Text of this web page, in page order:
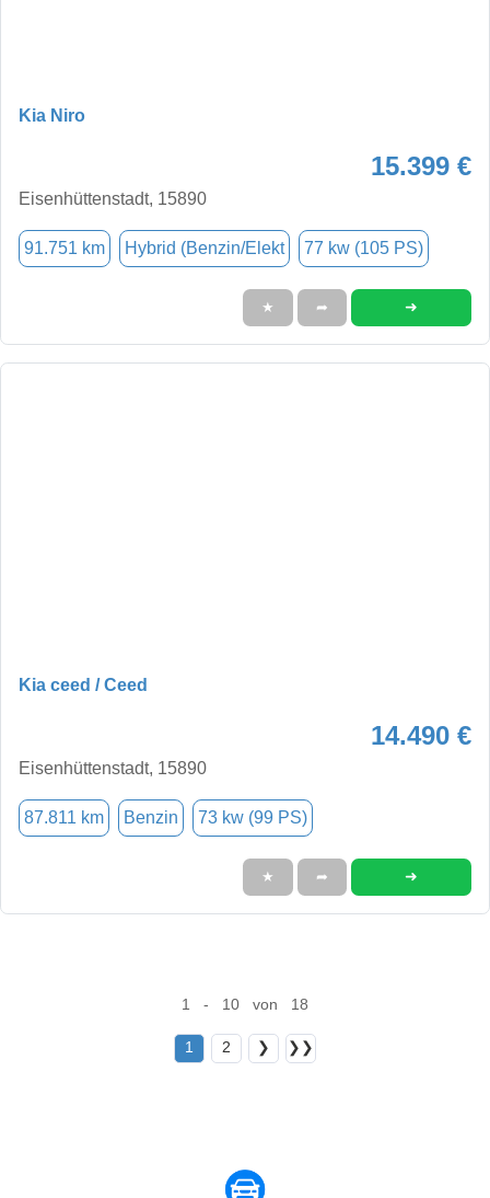
Kia Niro
15.399 €
Eisenhüttenstadt, 15890
91.751 km Hybrid (Benzin/Elekt 77 kw (105 PS)
★ ➦ ➜
Kia ceed / Ceed
14.490 €
Eisenhüttenstadt, 15890
87.811 km Benzin 73 kw (99 PS)
★ ➦ ➜
1 - 10 von 18
1 2 ❯ ❯❯